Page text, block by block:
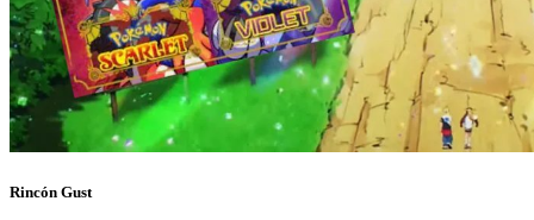
Rincón Gust